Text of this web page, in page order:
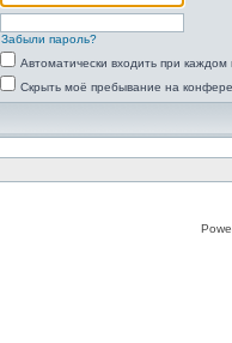
Забыли пароль?
Автоматически входить при
Скрыть моё пребывание на